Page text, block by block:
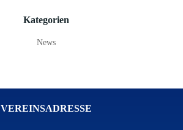
Kategorien
News
VEREINSADRESSE